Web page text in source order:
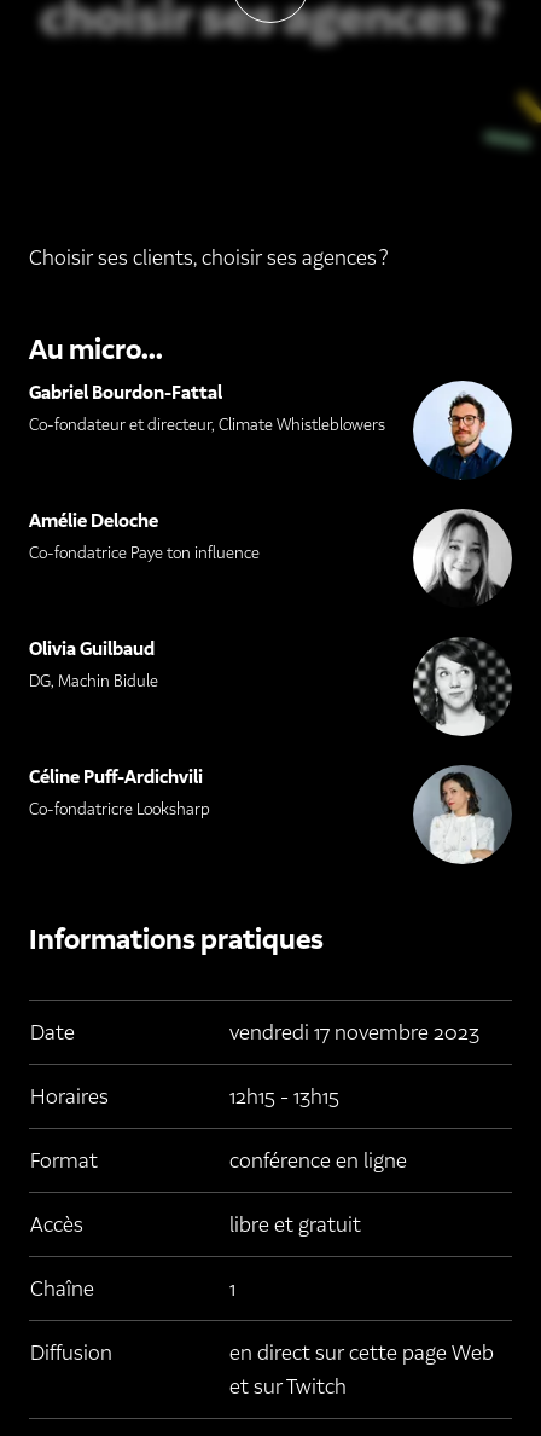
Choisir ses clients, choisir ses agences ?
Au micro...
Gabriel Bourdon-Fattal
Co-fondateur et directeur, Climate Whistleblowers
Amélie Deloche
Co-fondatrice Paye ton influence
Olivia Guilbaud
DG, Machin Bidule
Céline Puff-Ardichvili
Co-fondatricre Looksharp
Informations pratiques
Date vendredi 17 novembre 2023
Horaires 12h15 - 13h15
Format conférence en ligne
Accès libre et gratuit
Chaîne 1
Diffusion
en direct sur cette page Web
et sur Twitch